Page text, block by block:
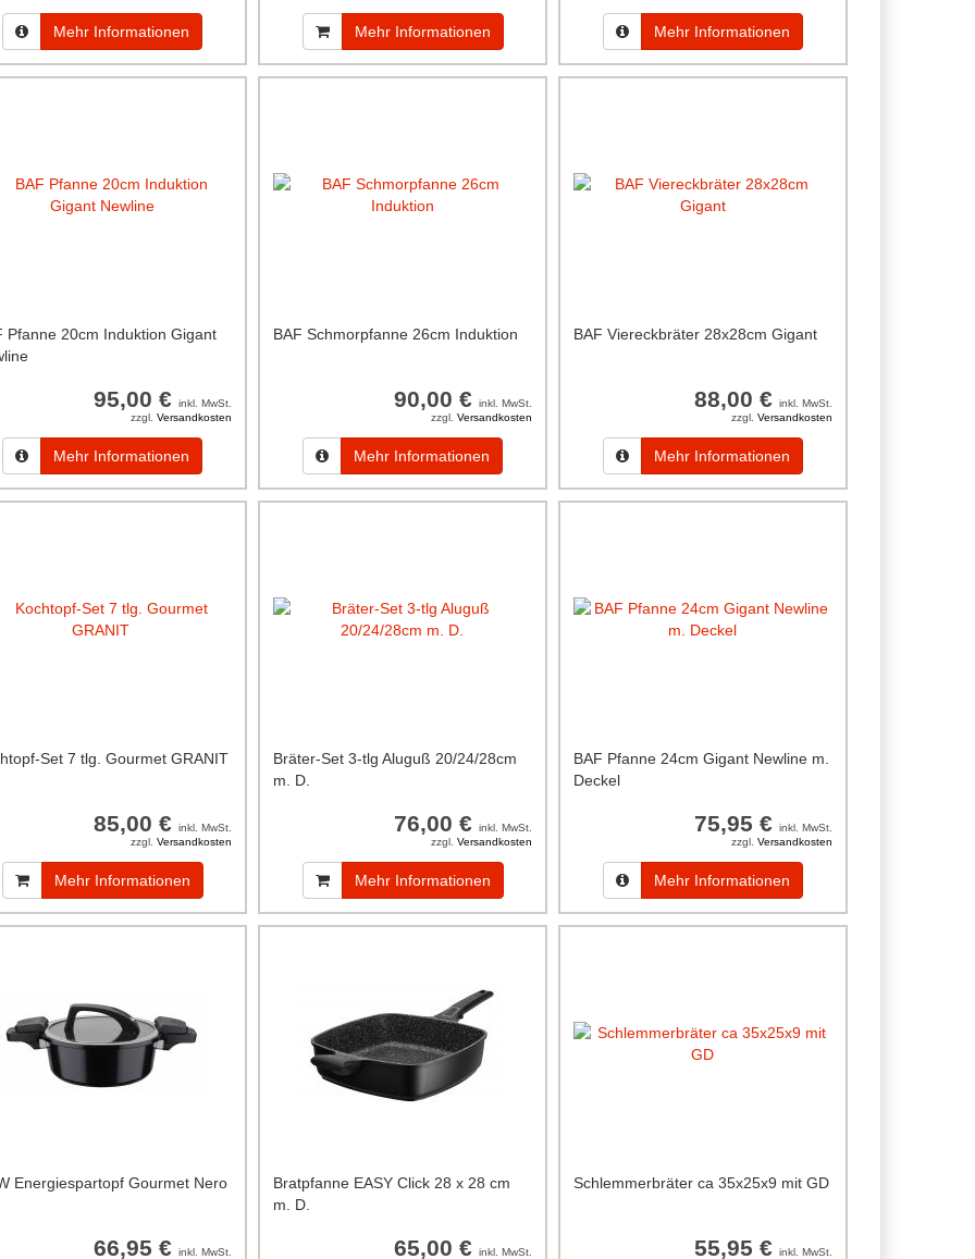
Mehr Informationen Mehr Informationen Mehr Informationen
Pfanne 20cm Induktion Gigant
95,00 €inkl. MwSt.
zzgl.Versandkosten
Mehr Informationen
BAF Schmorpfanne 26cm Induktion
90,00 €inkl. MwSt.
zzgl.Versandkosten
Mehr Informationen
BAF Viereckbräter 28x28cm Gigant
88,00 € inkl. MwSt.
zzgl. Versandkosten
Mehr Informationen
Set 7 tlg. Gourmet GRANIT
85,00 €inkl. MwSt.
zzgl.Versandkosten
Mehr Informationen
Bräter-Set 3-tlg Aluguß 20/24/28cm
m. D.
76,00 €inkl. MwSt.
zzgl.Versandkosten
Mehr Informationen
BAF Pfanne 24cm Gigant Newline m.
Deckel
75,95 € inkl. MwSt.
zzgl. Versandkosten
Mehr Informationen
Energiespartopf Gourmet Nero
66,95 €inkl. MwSt.
Bratpfanne EASY Click 28 x 28 cm
m. D.
65,00 €inkl. MwSt.
Schlemmerbräter ca 35x25x9 mit GD
55,95 € inkl. MwSt.